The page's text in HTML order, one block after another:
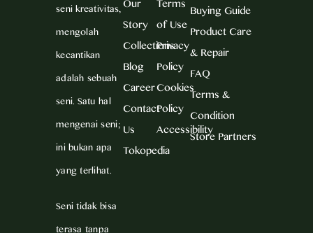
seni kreativitas,
mengolah
kecantikan
adalah sebuah
seni. Satu hal
mengenai seni;
ini bukan apa
yang terlihat.
Seni tidak bisa
terasa tanpa
Story
Collections
Blog
Career
Contact
Us
Tokopedia
of Use
Privacy
Policy
Cookies
Policy
Accessibility
Buying Guide
Product Care
& Repair
FAQ
Terms &
Condition
Store Partners